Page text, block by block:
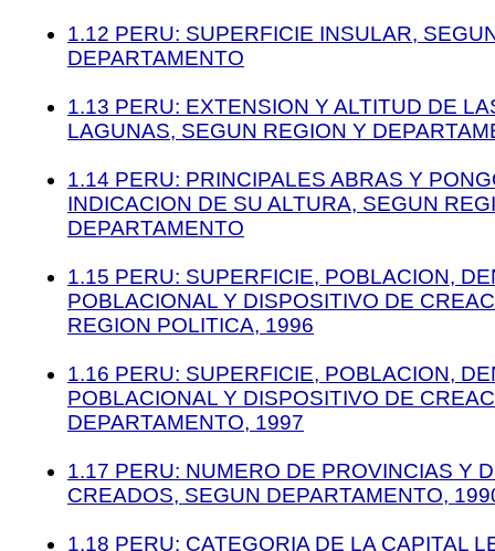
1.12 PERU: SUPERFICIE INSULAR,
DEPARTAMENTO
1.13 PERU: EXTENSION Y ALTITUD DE
LAGUNAS, SEGUN REGION Y
1.14 PERU: PRINCIPALES ABRAS Y
INDICACION DE SU ALTURA, SEGUN
DEPARTAMENTO
1.15 PERU: SUPERFICIE, POBLACION,
POBLACIONAL Y DISPOSITIVO DE
REGION POLITICA, 1996
1.16 PERU: SUPERFICIE, POBLACION,
POBLACIONAL Y DISPOSITIVO DE
DEPARTAMENTO, 1997
1.17 PERU: NUMERO DE PROVINCIAS Y
CREADOS, SEGUN DEPARTAMENTO,
1.18 PERU: CATEGORIA DE LA CAPITAL